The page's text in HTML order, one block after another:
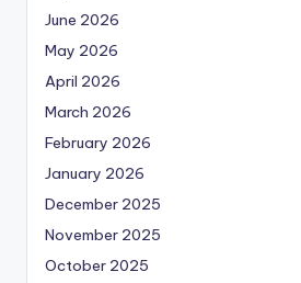
June 2026
May 2026
April 2026
March 2026
February 2026
January 2026
December 2025
November 2025
October 2025